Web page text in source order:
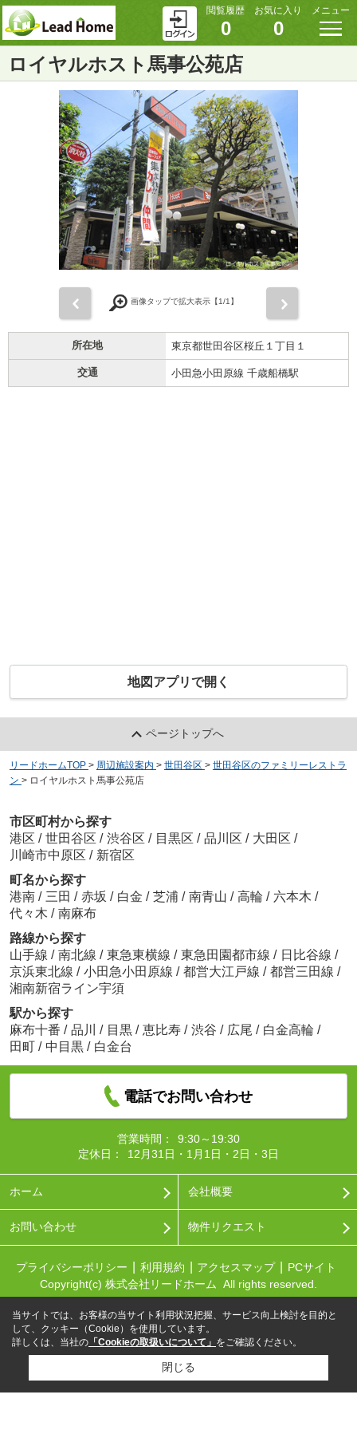
閲覧履歴
0
お気に入り
0
メニュー
ロイヤルホスト馬事公苑店
画像タップで拡大表示【1/1】
所在地 東京都世田谷区桜丘１丁目１
交通 小田急小田原線 千歳船橋駅
地図アプリで開く
ページトップへ
リードホームTOP > 周辺施設案内 > 世田谷区 > 世田谷区のファミリーレストラ
ン > ロイヤルホスト馬事公苑店
市区町村から探す
港区 / 世田谷区 / 渋谷区 / 目黒区 / 品川区 / 大田区 /
川崎市中原区 / 新宿区
町名から探す
港南 / 三田 / 赤坂 / 白金 / 芝浦 / 南青山 / 高輪 / 六本木 /
代々木 / 南麻布
路線から探す
山手線 / 南北線 / 東急東横線 / 東急田園都市線 / 日比谷線 /
京浜東北線 / 小田急小田原線 / 都営大江戸線 / 都営三田線 /
湘南新宿ライン宇須
駅から探す
麻布十番 / 品川 / 目黒 / 恵比寿 / 渋谷 / 広尾 / 白金高輪 /
田町 / 中目黒 / 白金台
電話でお問い合わせ
営業時間：
9:30～19:30
定休日：
12月31日・1月1日・2日・3日
ホーム 会社概要
お問い合わせ 物件リクエスト
プライバシーポリシー 利用規約 アクセスマップ
PCサイト
Copyright(c) 株式会社リードホーム All rights reserved.
当サイトでは、お客様の当サイト利用状況把握、サービス向上検討を目的と
して、クッキー（Cookie）を使用しています。
詳しくは、当社の 「Cookieの取扱いについて」 をご確認ください。
閉じる